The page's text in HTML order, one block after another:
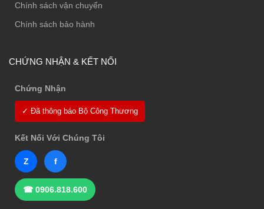
Chính sách vận chuyển
Chính sách bảo hành
CHỨNG NHẬN & KẾT NỐI
Chứng Nhận
✓ Đã thông báo Bộ Công Thương
Kết Nối Với Chúng Tôi
Z f
☎ 0906.818.600